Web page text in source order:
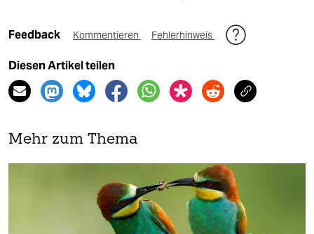
Feedback Kommentieren Fehlerhinweis
Diesen Artikel teilen
Mehr zum Thema